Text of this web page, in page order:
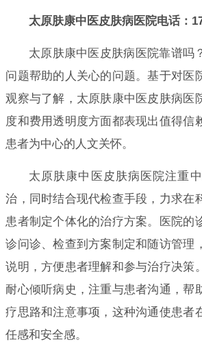
太原肤康中医皮肤病医院电话：
太原肤康中医皮肤病医院靠谱吗
问题帮助的人关心的问题。基于对医
观察与了解，太原肤康中医皮肤病医
度和费用透明度方面都表现出值得信
患者为中心的人文关怀。
太原肤康中医皮肤病医院注重
治，同时结合现代检查手段，力求在
患者制定个体化的治疗方案。医院的
诊问诊、检查到方案制定和随访管理
说明，方便患者理解和参与治疗决策
耐心倾听病史，注重与患者沟通，帮
疗思路和注意事项，这种沟通使患者
任感和安全感。